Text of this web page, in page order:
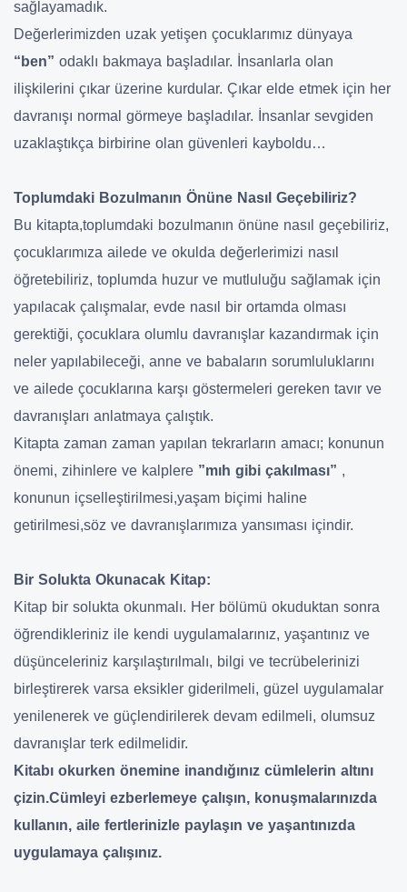
sağlayamadık.
Değerlerimizden uzak yetişen çocuklarımız dünyaya
“ben” odaklı bakmaya başladılar. İnsanlarla olan
ilişkilerini çıkar üzerine kurdular. Çıkar elde etmek için her
davranışı normal görmeye başladılar. İnsanlar sevgiden
uzaklaştıkça birbirine olan güvenleri kayboldu…
Toplumdaki Bozulmanın Önüne Nasıl Geçebiliriz?
Bu kitapta,toplumdaki bozulmanın önüne nasıl geçebiliriz,
çocuklarımıza ailede ve okulda değerlerimizi nasıl
öğretebiliriz, toplumda huzur ve mutluluğu sağlamak için
yapılacak çalışmalar, evde nasıl bir ortamda olması
gerektiği, çocuklara olumlu davranışlar kazandırmak için
neler yapılabileceği, anne ve babaların sorumluluklarını
ve ailede çocuklarına karşı göstermeleri gereken tavır ve
davranışları anlatmaya çalıştık.
Kitapta zaman zaman yapılan tekrarların amacı; konunun
önemi, zihinlere ve kalplere ”mıh gibi çakılması” ,
konunun içselleştirilmesi,yaşam biçimi haline
getirilmesi,söz ve davranışlarımıza yansıması içindir.
Bir Solukta Okunacak Kitap:
Kitap bir solukta okunmalı. Her bölümü okuduktan sonra
öğrendikleriniz ile kendi uygulamalarınız, yaşantınız ve
düşünceleriniz karşılaştırılmalı, bilgi ve tecrübelerinizi
birleştirerek varsa eksikler giderilmeli, güzel uygulamalar
yenilenerek ve güçlendirilerek devam edilmeli, olumsuz
davranışlar terk edilmelidir.
Kitabı okurken önemine inandığınız cümlelerin altını
çizin.Cümleyi ezberlemeye çalışın, konuşmalarınızda
kullanın, aile fertlerinizle paylaşın ve yaşantınızda
uygulamaya çalışınız.